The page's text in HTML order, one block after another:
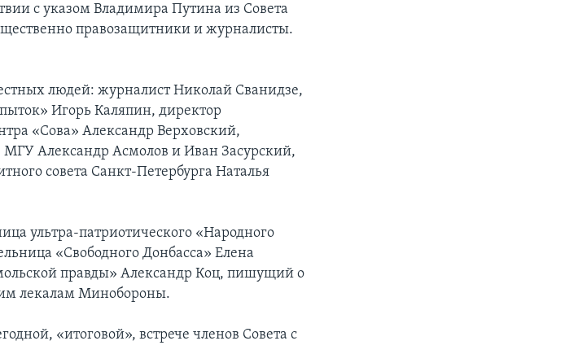
с указом Владимира Путина из Совета
правозащитники и журналисты.
людей: журналист Николай Сванидзе,
Игорь Каляпин, директор
«Сова» Александр Верховский,
Александр Асмолов и Иван Засурский,
совета Санкт-Петербурга Наталья
ультра-патриотического «Народного
«Свободного Донбасса» Елена
правды» Александр Коц, пишущий о
лекалам Минобороны.
«итоговой», встрече членов Совета с